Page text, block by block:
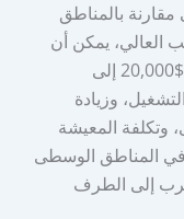
بالمناطق
العالي، يمكن أن
تتراوح أسعار عملية تجميل الأمهات من $20,000 إلى
التشغيل، وزيادة
وتكلفة المعيشة
في المناطق الوسطى
إلى الطرف